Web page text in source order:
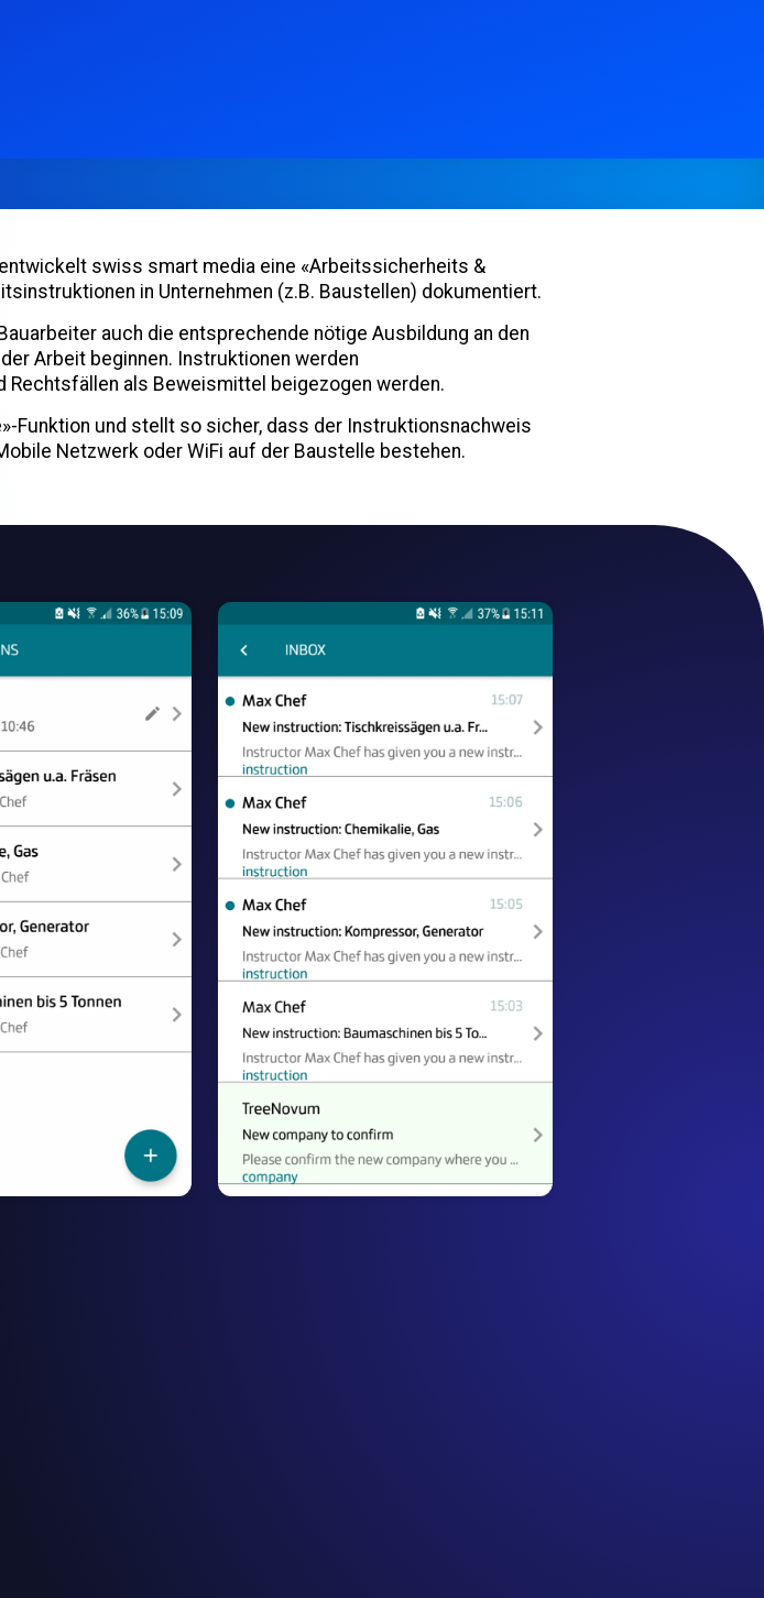
swiss smart media eine «Arbeitssicherheits &
in Unternehmen (z.B. Baustellen) dokumentiert.
auch die entsprechende nötige Ausbildung an den
Arbeit beginnen. Instruktionen werden
als Beweismittel beigezogen werden.
Funktion und stellt so sicher, dass der Instruktionsnachweis
Netzwerk oder WiFi auf der Baustelle bestehen.